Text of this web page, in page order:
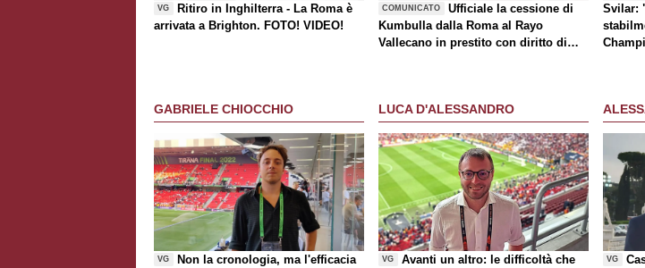
VG
Ritiro in Inghilterra - La Roma è
arrivata a Brighton. FOTO! VIDEO!
COMUNICATO
Ufficiale la cessione di
Kumbulla dalla Roma al Rayo
Vallecano in prestito con diritto di
Svilar:
GABRIELE CHIOCCHIO
VG Non la cronologia, ma l'efficacia
LUCA D'ALESSANDRO
VG
Avanti un altro: le difficoltà che
VG